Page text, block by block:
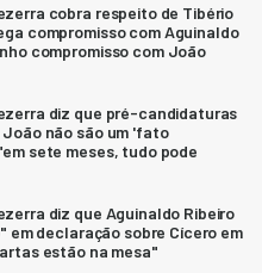
cobra respeito de Tibério
compromisso com Aguinaldo
compromisso com João
diz que pré-candidaturas
João não são um 'fato
sete meses, tudo pode
diz que Aguinaldo Ribeiro
em declaração sobre Cícero em
estão na mesa"